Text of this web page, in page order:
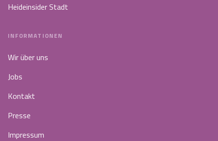
Heideinsider Stadt
INFORMATIONEN
Wir über uns
Jobs
Kontakt
Presse
Impressum